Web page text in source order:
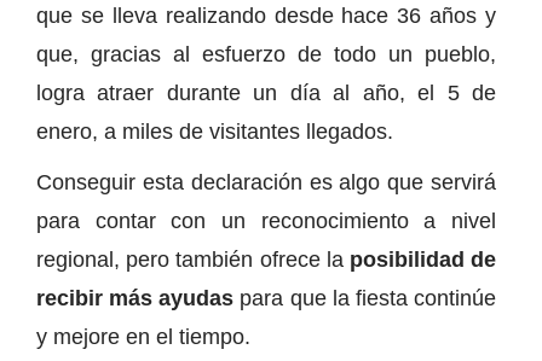
que se lleva realizando desde hace 36 años y
que, gracias al esfuerzo de todo un pueblo,
logra atraer durante un día al año, el 5 de
enero, a miles de visitantes llegados.
Conseguir esta declaración es algo que servirá
para contar con un reconocimiento a nivel
regional, pero también ofrece la posibilidad de
recibir más ayudas para que la fiesta continúe
y mejore en el tiempo.